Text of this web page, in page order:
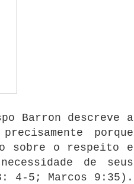
Barron descreve a
porque
sobre o respeito e
de seus
4-5; Marcos 9:35).